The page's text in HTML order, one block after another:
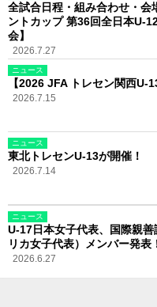
全試合日程・組み合わせ・会
ントカップ 第36回全日本U-
会】
2026.7.27
ニュース
【2026 JFA トレセン関西U-
2026.7.15
ニュース
東北トレセンU-13が開催！
2026.7.14
ニュース
U-17日本女子代表、国際親
リカ女子代表）メンバー発表
2026.6.27